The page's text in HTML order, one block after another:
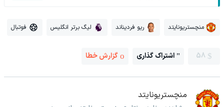
منچستریونایتد ریو فردیناند لیگ برتر انگلیس فوتبال
58 اشتراک گذاری گزارش خطا
منچستریونایتد